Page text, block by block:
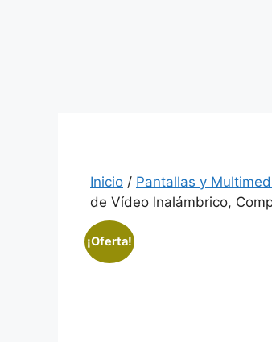
Inicio / Pantallas y
de Vídeo Inalámbrico,
¡Oferta!